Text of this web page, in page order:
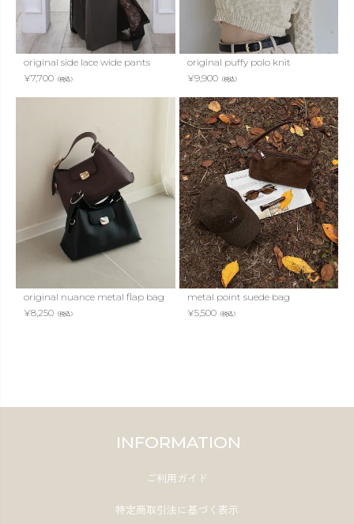
original side lace wide pants
¥7,700 （税込）
original puffy polo knit
¥9,900（税込）
original nuance metal flap bag
¥8,250 （税込）
metal point suede bag
¥5,500（税込）
INFORMATION
ご利用ガイド
特定商取引法に基づく表示